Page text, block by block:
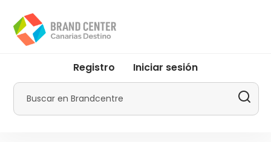
contenido
principal
menu
Promotur
Registro Iniciar sesión
Buscar